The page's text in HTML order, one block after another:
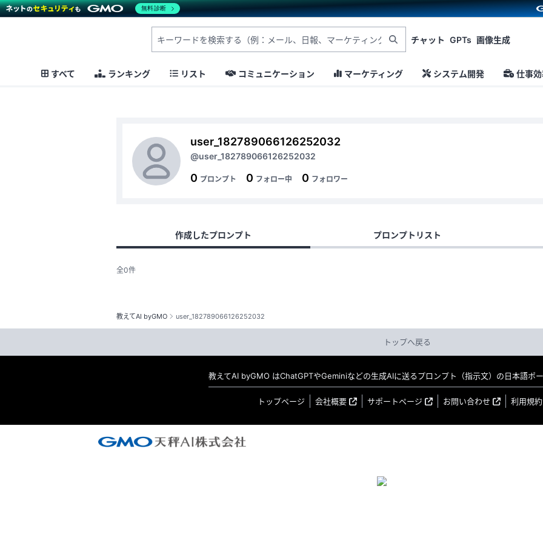
チャット GPTs 画像生成
すべて ランキング リスト コミュニケーション マーケティング システム開発 仕事
教えてAI byGMO user_182789066126252032
user_182789066126252032
@user_182789066126252032
0 プロンプト 0 フォロー中 0 フォロワー
作成したプロンプト プロンプトリスト
全0件
トップへ戻る
教えてAI byGMO はChatGPTやGeminiなどの生成AIに送るプロンプト（指示文）の日本語ポー
トップページ 会社概要 サポートページ お問い合わせ 利用規約
無料診断